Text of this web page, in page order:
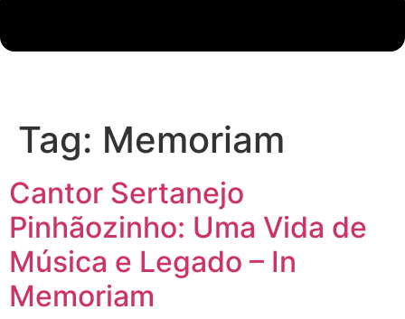
Tag: Memoriam
Cantor Sertanejo
Pinhãozinho: Uma Vida de
Música e Legado – In
Memoriam